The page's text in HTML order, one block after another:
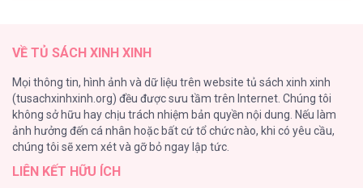
128
Bỏ Quách Chồng Con Đi, Tiền Bạc Mới Là Tất Cả
123
Tình yêu và danh vọng
VỀ TỦ SÁCH XINH XINH
Mọi thông tin, hình ảnh và dữ liệu trên website tủ sách xinh xinh
(tusachxinhxinh.org) đều được sưu tầm trên Internet. Chúng tôi
không sở hữu hay chịu trách nhiệm bản quyền nội dung. Nếu làm
ảnh hưởng đến cá nhân hoặc bất cứ tổ chức nào, khi có yêu cầu,
chúng tôi sẽ xem xét và gỡ bỏ ngay lập tức.
LIÊN KẾT HỮU ÍCH